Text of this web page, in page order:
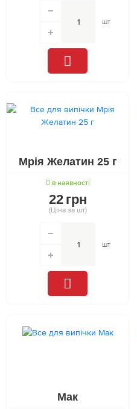
шт
Мрія Желатин 25 г
в наявності
22 грн
(Ціна за шт)
шт
Мак